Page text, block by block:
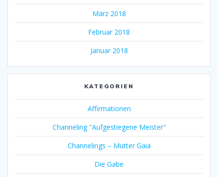
März 2018
Februar 2018
Januar 2018
KATEGORIEN
Affirmationen
Channeling "Aufgestiegene Meister"
Channelings – Mutter Gaia
Die Gabe